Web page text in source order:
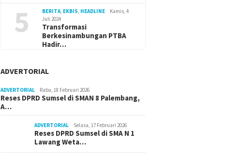
5 BERITA EKBIS HEADLINE
Kamis, 4
Juli 2024
Transformasi
Berkesinambungan PTBA
Hadir…
ADVERTORIAL
ADVERTORIAL Rabu, 18 Februari 2026
Reses DPRD Sumsel di SMAN 8 Palembang,
A…
ADVERTORIAL Selasa, 17 Februari 2026
Reses DPRD Sumsel di SMA N 1
Lawang Weta…